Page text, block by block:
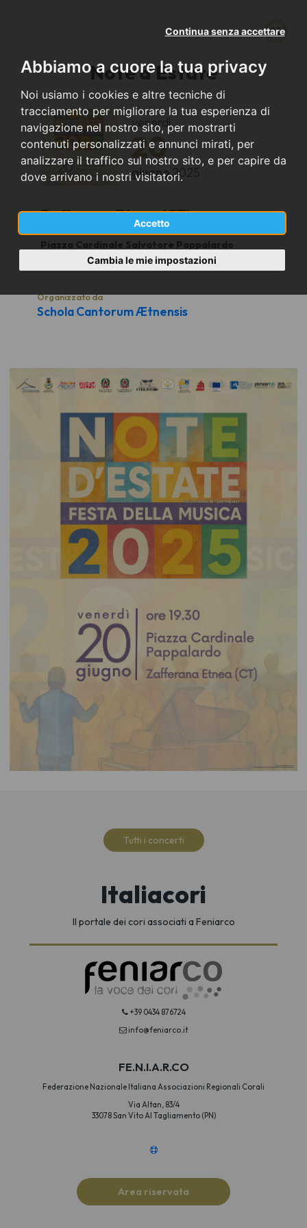
Abbiamo a cuore la tua privacy
Noi usiamo i cookies e altre tecniche di
tracciamento per migliorare la tua esperienza di
navigazione nel nostro sito, per mostrarti
contenuti personalizzati e annunci mirati, per
analizzare il traffico sul nostro sito, e per capire da
dove arrivano i nostri visitatori.
Accetto
Continua senza accettare
Cambia le mie impostazioni
Note d'Estate
venerdì
20
giugno 2025
Zafferana Etnea (CT)
Piazza Cardinale Salvatore Pappalardo
Organizzato da
Schola Cantorum Ætnensis
Tutti i concerti
Italiacori
Il portale dei cori associati a Feniarco
+39 0434 876724
info@feniarco.it
FE.N.I.A.R.CO
Federazione Nazionale Italiana Associazioni Regionali Corali
Via Altan, 83/4
33078 San Vito Al Tagliamento (PN)
Area riservata